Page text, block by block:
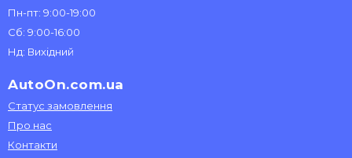
Пн-пт: 9:00-19:00
Сб: 9:00-16:00
Нд: Вихідний
AutoOn.com.ua
Статус замовлення
Про нас
Контакти